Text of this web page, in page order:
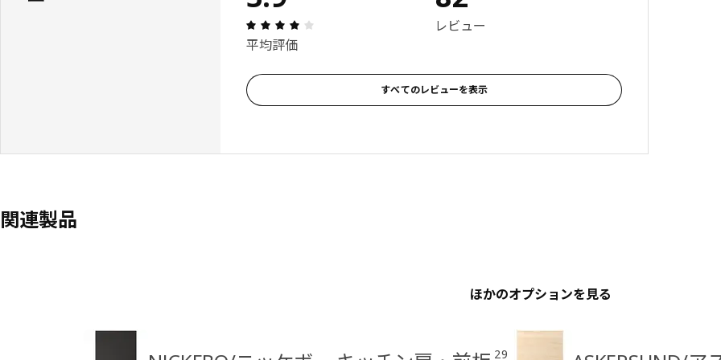
レビュー: 3.9 5 星の数 総レビュー: 82
平均評価
レビュー
すべてのレビューを表示
関連製品
ほかのオプションを見る
29